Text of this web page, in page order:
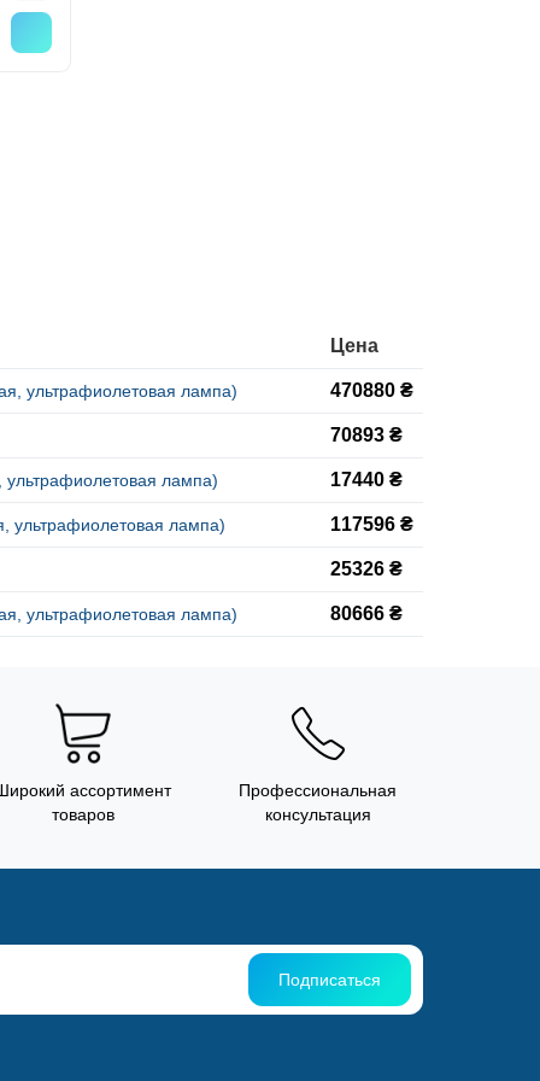
Цена
ультрафиолетовая лампа) 470880 ₴
70893 ₴
лампа) 17440 ₴
ультрафиолетовая лампа) 117596 ₴
25326 ₴
ультрафиолетовая лампа) 80666 ₴
ассортимент
товаров
Профессиональная
консультация
Подписаться